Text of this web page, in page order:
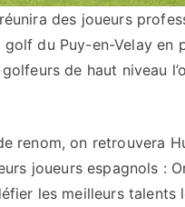
des joueurs
du Puy-en-Velay en
de haut niveau
renom, on retrouvera
joueurs espagnols :
les meilleurs